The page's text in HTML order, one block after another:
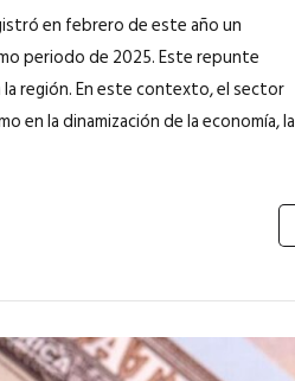
en febrero de este año un
periodo de 2025. Este repunte
región. En este contexto, el sector
en la dinamización de la economía, la